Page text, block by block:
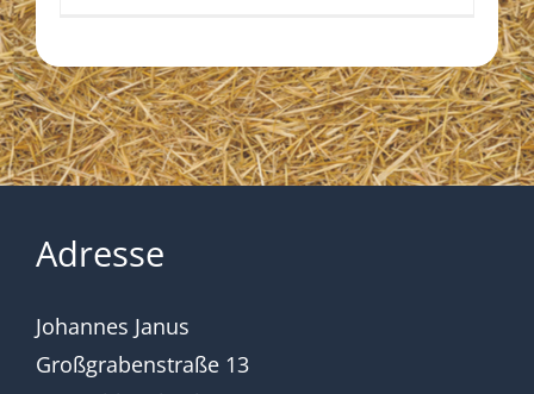
Adresse
Johannes Janus
Großgrabenstraße 13